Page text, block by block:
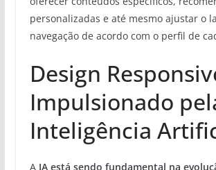
personalizadas e até mesmo ajustar o
navegação de acordo com o perfil de
Design
Impulsionado
Inteligência
A IA está sendo fundamental na